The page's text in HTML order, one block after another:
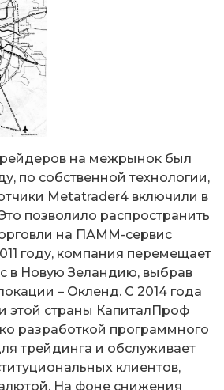
на межрынок был
по собственной технологии,
Metatrader4 включили в
позволило распространить
на ПАММ-сервис
году, компания перемещает
в Новую Зеландию, выбрав
– Окленд. С 2014 года
этой страны КапиталПроф
разработкой программного
трейдинга и обслуживает
клиентов,
На фоне снижения